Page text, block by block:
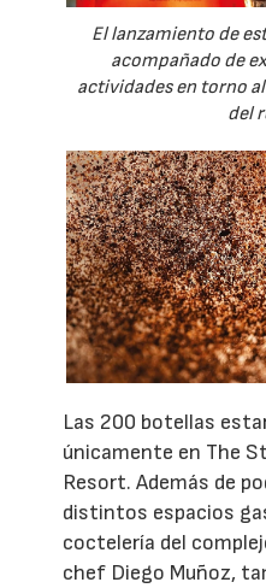
El lanzamiento de
acompañado de
actividades en torno
del
Las 200 botellas
únicamente en The
Resort. Además de
distintos espacios
coctelería del
chef Diego Muñoz,